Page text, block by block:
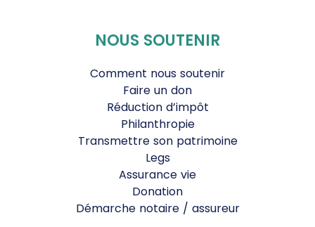
NOUS SOUTENIR
Comment nous soutenir
Faire un don
Réduction d’impôt
Philanthropie
Transmettre son patrimoine
Legs
Assurance vie
Donation
Démarche notaire / assureur